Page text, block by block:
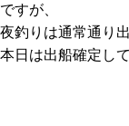
ですが、
夜釣りは通常通り
本日は出船確定し